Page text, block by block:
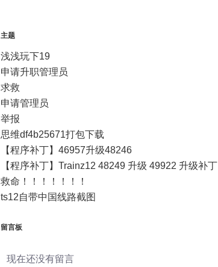
主题
浅浅玩下19
申请升职管理员
求救
申请管理员
举报
思维df4b25671打包下载
【程序补丁】46957升级48246
【程序补丁】Trainz12 48249 升级 49922 升级补丁
救命！！！！！！！
ts12自带中国线路截图
留言板
现在还没有留言